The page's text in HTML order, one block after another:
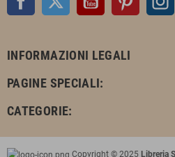
INFORMAZIONI LEGALI
PAGINE SPECIALI:
CATEGORIE:
Copyright © 2025 Libreria